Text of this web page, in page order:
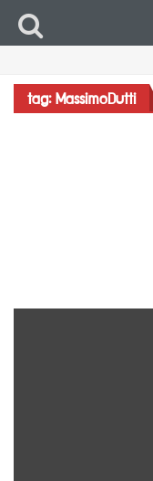
tag: MassimoDutti